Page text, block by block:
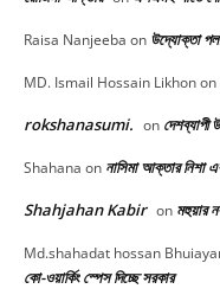
Raisa Nanjeeba on উদ্যোক্তা
MD. Ismail Hossain Likhonon
rokshanasumi. on
Shahana on নাসিমা আক্তার নিশা
Shahjahan Kabir on মহুয়ার
Md.shahadat hossan
কো-ওয়ার্কিং স্পেস দিচ্ছে সরকার